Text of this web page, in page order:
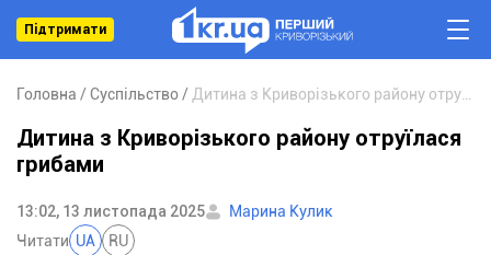
Підтримати
Головна Суспільство
Дитина з Криворізького району отруїлася
грибами
13:02, 13 листопада 2025
Марина Кулик
Читати UA RU